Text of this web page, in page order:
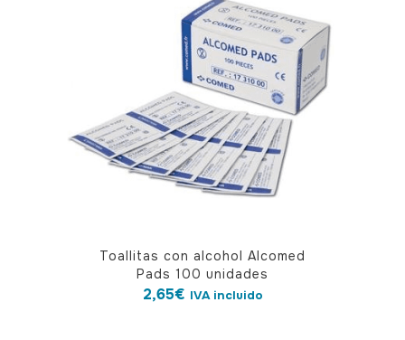
página
Toallitas con alcohol Alcomed
Pads 100 unidades
2,65€ IVA incluido